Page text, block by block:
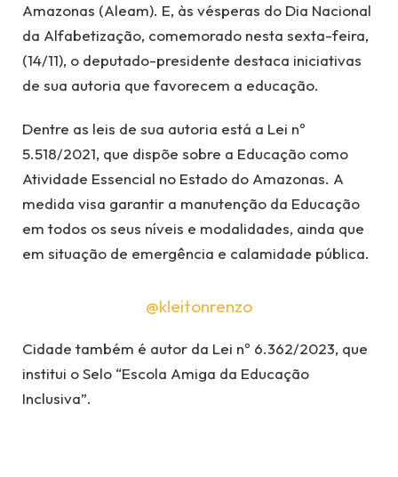
Amazonas (Aleam). E, às vésperas do Dia Nacional
da Alfabetização, comemorado nesta sexta-feira,
(14/11), o deputado-presidente destaca iniciativas
de sua autoria que favorecem a educação.
Dentre as leis de sua autoria está a Lei nº
5.518/2021, que dispõe sobre a Educação como
Atividade Essencial no Estado do Amazonas. A
medida visa garantir a manutenção da Educação
em todos os seus níveis e modalidades, ainda que
em situação de emergência e calamidade pública.
@kleitonrenzo
Cidade também é autor da Lei nº 6.362/2023, que
institui o Selo “Escola Amiga da Educação
Inclusiva”.